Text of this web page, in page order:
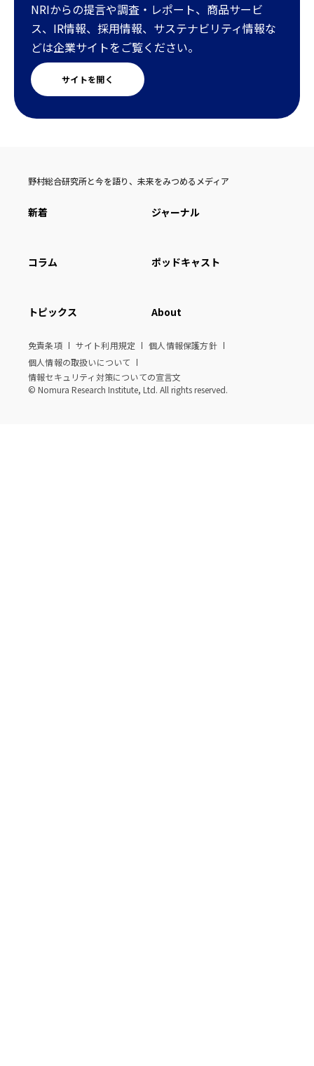
NRIからの提言や調査・レポート、商品サービ
ス、IR情報、採用情報、サステナビリティ情報な
どは企業サイトをご覧ください。
サイトを開く
野村総合研究所と今を語り、未来をみつめるメディア
新着 ジャーナル
コラム ポッドキャスト
トピックス About
免責条項 サイト利用規定
個人情報保護方針
個人情報の取扱いについて
情報セキュリティ対策についての宣言文
© Nomura Research Institute, Ltd. All rights reserved.